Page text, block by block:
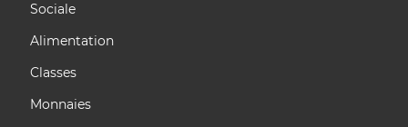
Sociale
Alimentation
Classes
Monnaies